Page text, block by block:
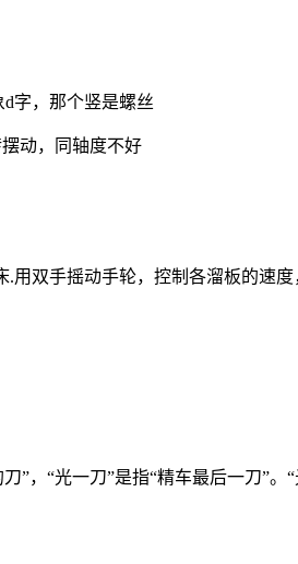
字，那个竖是螺丝
动，同轴度不好
.用双手摇动手轮，控制各溜板的
”，“光一刀”是指“精车最后一刀”